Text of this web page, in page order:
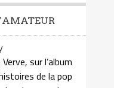
sur l’album
de la pop